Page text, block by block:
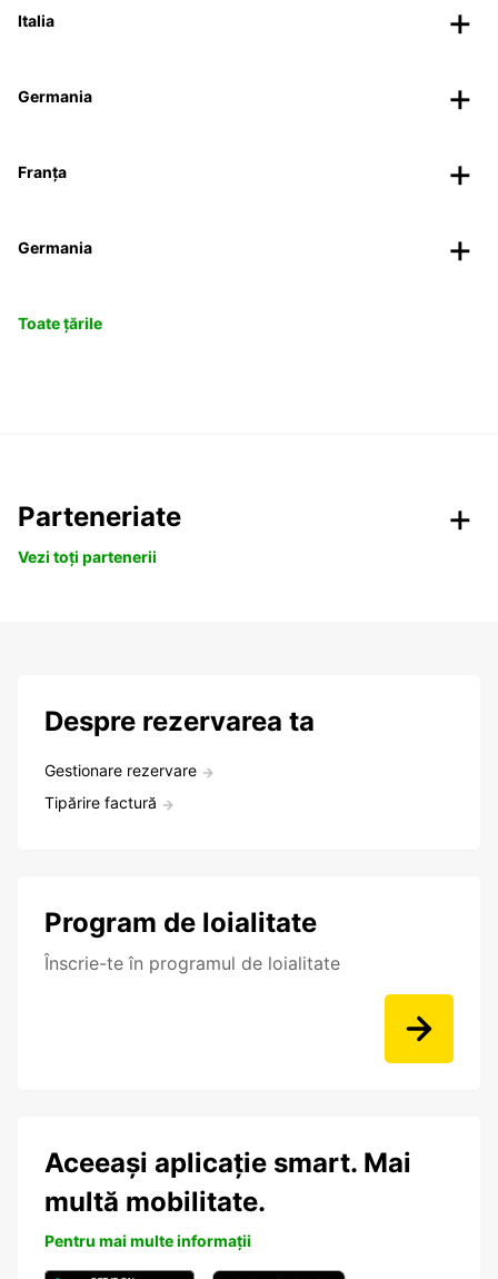
Italia
Germania
Franța
Germania
Toate țările
Parteneriate
Vezi toți partenerii
Despre rezervarea ta
Gestionare rezervare
Tipărire factură
Program de loialitate
Înscrie-te în programul de loialitate
Aceeași aplicație smart. Mai
multă mobilitate.
Pentru mai multe informații